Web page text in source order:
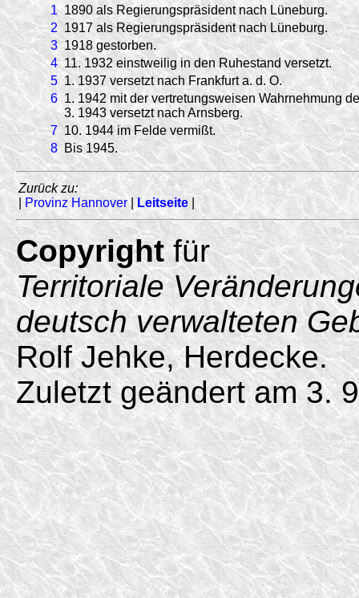
1 1890 als Regierungspräsident nach Lüneburg.
2 1917 als Regierungspräsident nach Lüneburg.
3 1918 gestorben.
4 11. 1932 einstweilig in den Ruhestand versetzt.
5 1. 1937 versetzt nach Frankfurt a. d. O.
6 1. 1942 mit der vertretungsweisen Wahrnehmung
3. 1943 versetzt nach Arnsberg.
7 10. 1944 im Felde vermißt.
8 Bis 1945.
Zurück zu:
|Provinz Hannover| Leitseite
Copyrightfür
Territoriale
deutsch verwalteten
Rolf Jehke, Herdecke.
Zuletzt geändert am 3.